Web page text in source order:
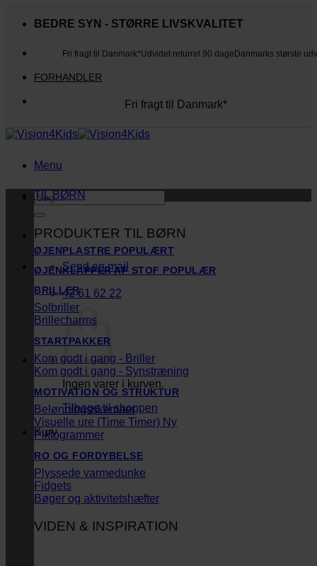
BEDRE SYN - STØRRE LIVSKVALITET
Fri fragt til Danmark*Udvidet returret 90 dage Danmarks største
FORHANDLER
Fri fragt til Danmark*
Menu
Søg
efter:
Send en mail
42 61 62 22
Ingen varer i kurven.
Tilbage til shoppen
Kurv
TIL BØRN
PRODUKTER TIL BØRN
ØJENPLASTRE
ØJENKLAPPER AF STOF
BRILLER
Solbriller
Brillecharms
STARTPAKKER
Kom godt i gang - Briller
Kom godt i gang - Synstræning
MOTIVATION OG STRUKTUR
Belønningsskemaer
Visuelle ure (Time Timer)
Piktogrammer
RO OG FORDYBELSE
Plyssede varmedunke
Fidgets
Bøger og aktivitetshæfter
VIDEN & INSPIRATION